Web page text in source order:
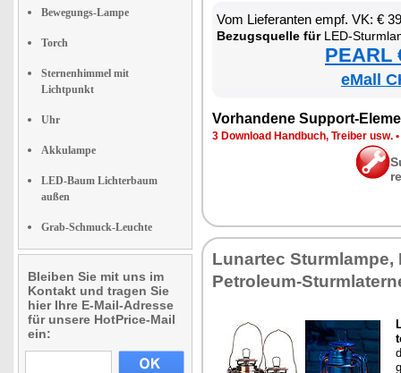
Bewegungs-Lampe
Torch
Sternenhimmel mit
Lichtpunkt
Uhr
Akkulampe
LED-Baum Lichterbaum
außen
Grab-Schmuck-Leuchte
Bleiben Sie mit uns im
Kontakt und tragen Sie
hier Ihre E-Mail-Adresse
für unsere HotPrice-Mail
ein:
Vom Lie­fe­ran­ten empf. VK: €
Be­zugs­quel­le fürLED-Sturm­lam­pe
PEARL
eMall
Vor­han­de­ne Sup­port-
3 Down­load Hand­buch, Trei­ber usw. •
Lun­ar­tec Sturm­lam­pe,
Pe­tro­le­um-